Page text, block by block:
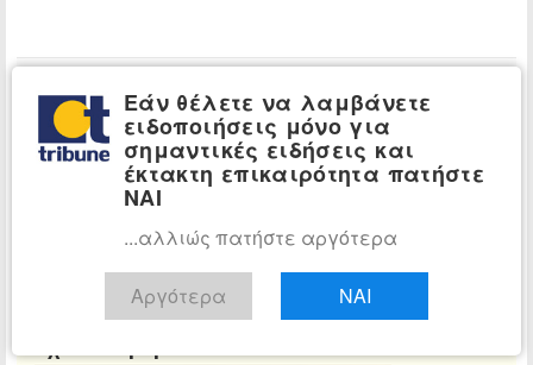
Αίθουσα Σύνταξης
Διαβάστε όλα τα άρθρα
Εάν θέλετε να λαμβάνετε
ειδοποιήσεις μόνο για
σημαντικές ειδήσεις και
έκτακτη επικαιρότητα πατήστε
ΝΑΙ
...αλλιώς πατήστε αργότερα
Αργότερα ΝΑΙ